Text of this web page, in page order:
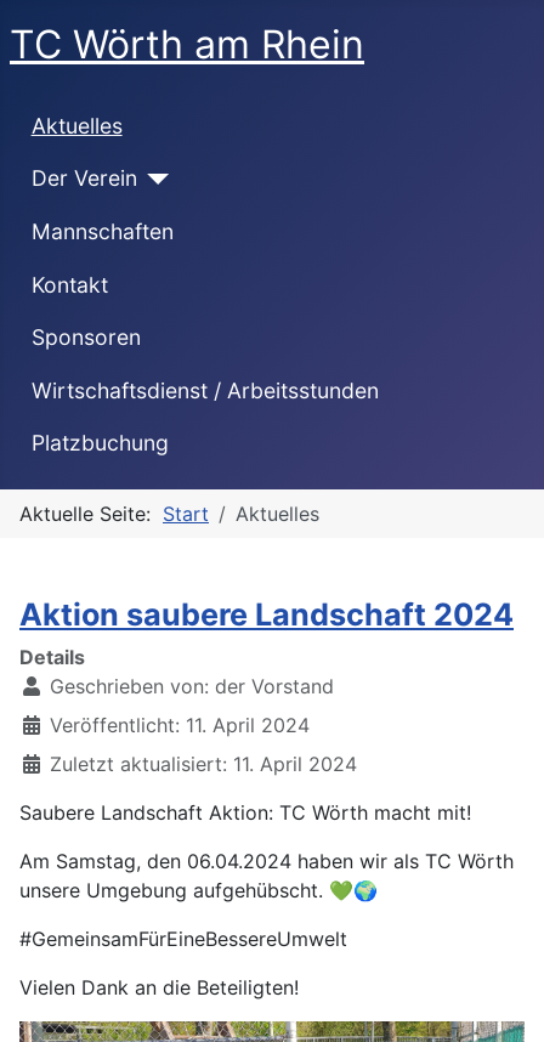
TC Wörth am Rhein
Aktuelles
Der Verein
Mannschaften
Kontakt
Sponsoren
Wirtschaftsdienst / Arbeitsstunden
Platzbuchung
Aktuelle Seite: Start Aktuelles
Aktion saubere Landschaft 2024
Details
Geschrieben von: der Vorstand
Veröffentlicht: 11. April 2024
Zuletzt aktualisiert: 11. April 2024
Saubere Landschaft Aktion: TC Wörth macht mit!
Am Samstag, den 06.04.2024 haben wir als TC Wörth
unsere Umgebung aufgehübscht. 💚🌍
#GemeinsamFürEineBessereUmwelt
Vielen Dank an die Beteiligten!